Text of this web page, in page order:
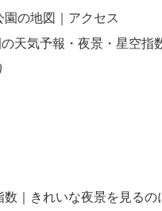
園の地図｜アクセス
の天気予報・夜景・星空指
数｜きれいな夜景を見るの